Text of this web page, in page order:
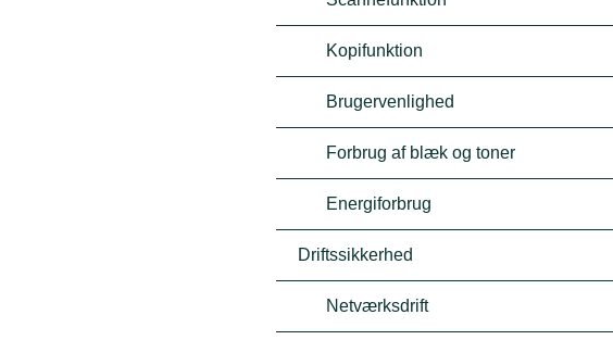
Kopifunktion
Brugervenlighed
Forbrug af blæk og toner
Energiforbrug
Driftssikkerhed
Netværksdrift